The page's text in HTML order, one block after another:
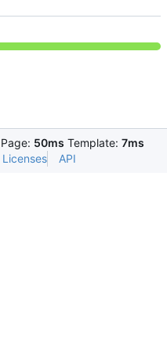
Page: 50ms Template: 7ms
Licenses API